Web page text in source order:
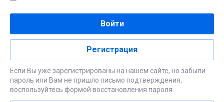
Войти
Регистрация
Если Вы уже зарегистрированы на нашем сайте, но забыли
пароль или Вам не пришло письмо подтверждения,
воспользуйтесь формой восстановления пароля.